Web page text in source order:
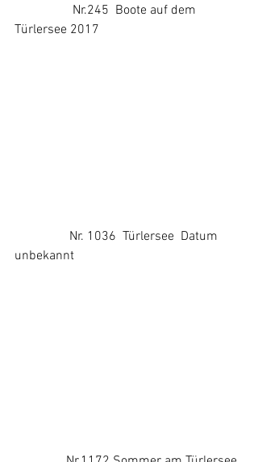
Türlersee 2017
unbekannt